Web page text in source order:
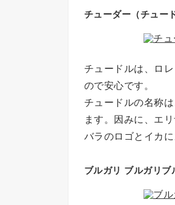
チューダー（チュー
チュードルは、ロ
ので安心です。
チュードルの名称
ます。因みに、エ
バラのロゴとイカ
ブルガリ ブルガリ